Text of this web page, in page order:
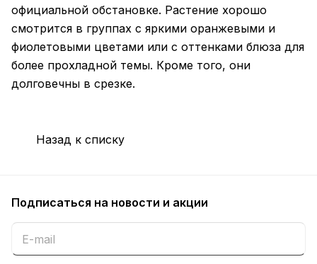
официальной обстановке. Растение хорошо
смотрится в группах с яркими оранжевыми и
фиолетовыми цветами или с оттенками блюза для
более прохладной темы. Кроме того, они
долговечны в срезке.
Назад к списку
Подписаться на новости и акции